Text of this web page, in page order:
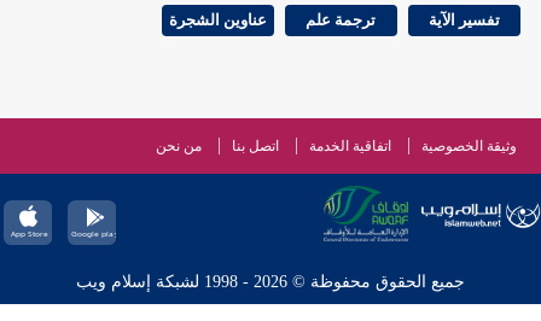
تفسير الآية ترجمة علم عناوين الشجرة
وثيقة الخصوصية اتفاقية الخدمة اتصل بنا من نحن
جميع الحقوق محفوظة © 2026 - 1998 لشبكة إسلام ويب